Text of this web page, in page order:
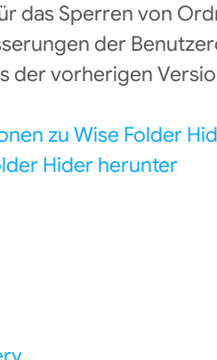
das Sperren von
der
der vorherigen
zu Wise Folder
Hider herunter